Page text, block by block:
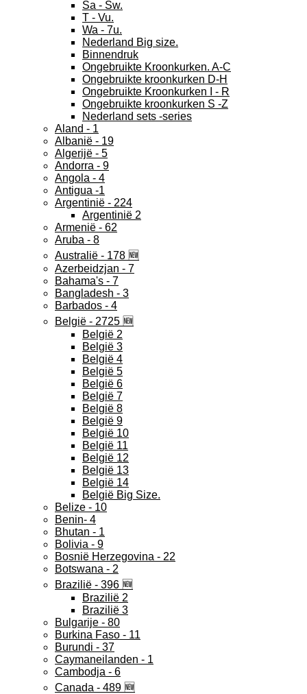
Sa - Sw.
T - Vu.
Wa - 7u.
Nederland Big size.
Binnendruk
Ongebruikte Kroonkurken. A-C
Ongebruikte kroonkurken D-H
Ongebruikte Kroonkurken I - R
Ongebruikte kroonkurken S -Z
Nederland sets -series
Aland - 1
Albanië - 19
Algerijë - 5
Andorra - 9
Angola - 4
Antigua -1
Argentinië - 224
Argentinië 2
Armenië - 62
Aruba - 8
Australië - 178 🆕
Azerbeidzjan - 7
Bahama's - 7
Bangladesh - 3
Barbados - 4
België - 2725 🆕
België 2
België 3
België 4
België 5
België 6
België 7
België 8
België 9
België 10
België 11
België 12
België 13
België 14
België Big Size.
Belize - 10
Benin- 4
Bhutan - 1
Bolivia - 9
Bosnië Herzegovina - 22
Botswana - 2
Brazilië - 396 🆕
Brazilië 2
Brazilië 3
Bulgarije - 80
Burkina Faso - 11
Burundi - 37
Caymaneilanden - 1
Cambodja - 6
Canada - 489 🆕